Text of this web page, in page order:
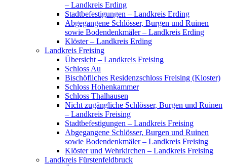
– Landkreis Erding
Stadtbefestigungen – Landkreis Erding
Abgegangene Schlösser, Burgen und Ruinen
sowie Bodendenkmäler – Landkreis Erding
Klöster – Landkreis Erding
Landkreis Freising
Übersicht – Landkreis Freising
Schloss Au
Bischöfliches Residenzschloss Freising (Kloster)
Schloss Hohenkammer
Schloss Thalhausen
Nicht zugängliche Schlösser, Burgen und Ruinen
– Landkreis Freising
Stadtbefestigungen – Landkreis Freising
Abgegangene Schlösser, Burgen und Ruinen
sowie Bodendenkmäler – Landkreis Freising
Klöster und Wehrkirchen – Landkreis Freising
Landkreis Fürstenfeldbruck